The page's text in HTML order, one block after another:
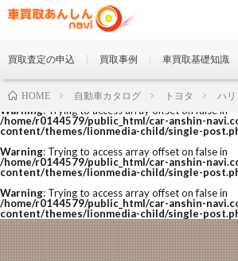
Warning: Trying to access array offset on false in
/home/r0144579/public_html/car-anshin-
content/themes/lionmedia-child/single-
Warning: Trying to access array offset on false in
/home/r0144579/public_html/car-anshin-
content/themes/lionmedia-child/single-
Warning: Trying to access array offset on false in
/home/r0144579/public_html/car-anshin-
content/themes/lionmedia-child/single-
買取査定の申込 買取事例 車買取基礎知識
HOME 自動車カタログ トヨタ ハ